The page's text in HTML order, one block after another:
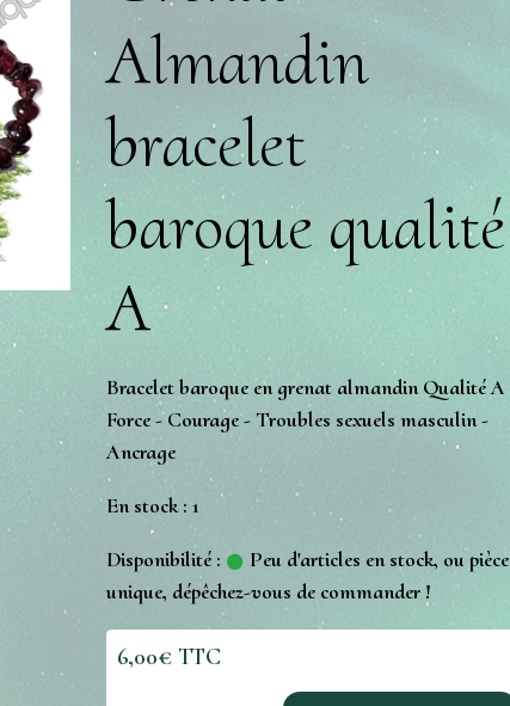
Almandin
bracelet
baroque qualité
A
Bracelet baroque en grenat almandin Qualité A
Force - Courage - Troubles sexuels masculin -
Ancrage
En stock : 1
Disponibilité :
Peu d'articles en stock, ou pièce
unique, dépêchez-vous de commander !
6,00€ TTC